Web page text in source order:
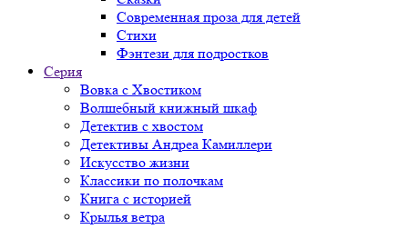
Современная проза для детей
Стихи
Фэнтези для подростков
Серия
Вовка с Хвостиком
Волшебный книжный шкаф
Детектив с хвостом
Детективы Андреа Камиллери
Искусство жизни
Классики по полочкам
Книга с историей
Крылья ветра